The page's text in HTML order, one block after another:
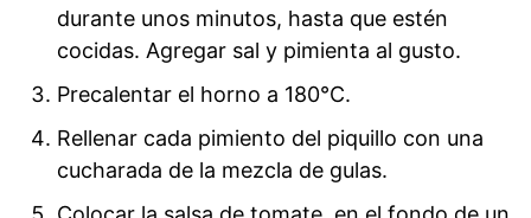
durante unos minutos, hasta que estén
cocidas. Agregar sal y pimienta al gusto.
Precalentar el horno a 180°C.
Rellenar cada pimiento del piquillo con una
cucharada de la mezcla de gulas.